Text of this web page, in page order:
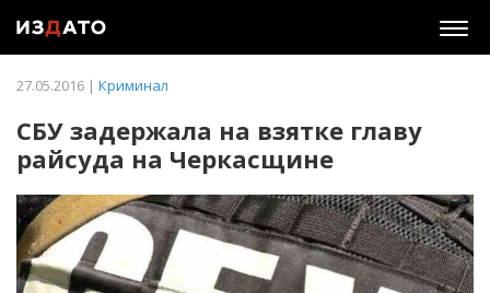
27.05.2016 | Криминал
СБУ задержала на взятке главу
райсуда на Черкасщине